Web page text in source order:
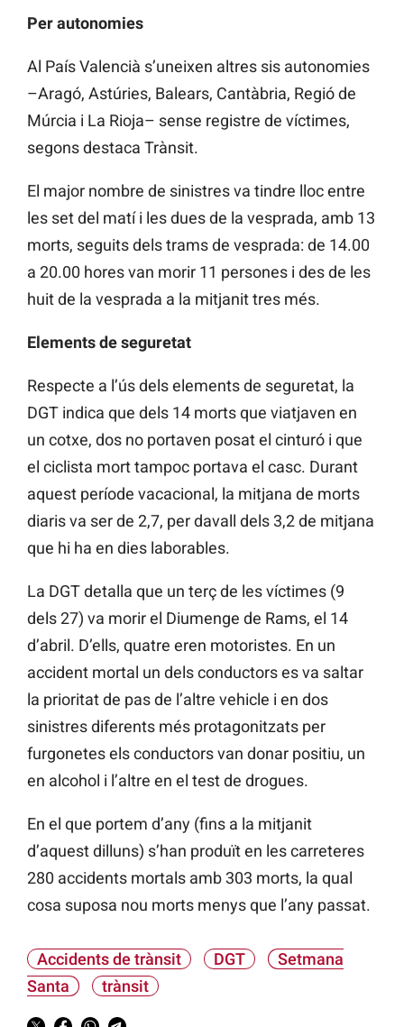
Per autonomies
Al País Valencià s’uneixen altres sis autonomies
–Aragó, Astúries, Balears, Cantàbria, Regió de
Múrcia i La Rioja– sense registre de víctimes,
segons destaca Trànsit.
El major nombre de sinistres va tindre lloc entre
les set del matí i les dues de la vesprada, amb 13
morts, seguits dels trams de vesprada: de 14.00
a 20.00 hores van morir 11 persones i des de les
huit de la vesprada a la mitjanit tres més.
Elements de seguretat
Respecte a l’ús dels elements de seguretat, la
DGT indica que dels 14 morts que viatjaven en
un cotxe, dos no portaven posat el cinturó i que
el ciclista mort tampoc portava el casc. Durant
aquest període vacacional, la mitjana de morts
diaris va ser de 2,7, per davall dels 3,2 de mitjana
que hi ha en dies laborables.
La DGT detalla que un terç de les víctimes (9
dels 27) va morir el Diumenge de Rams, el 14
d’abril. D’ells, quatre eren motoristes. En un
accident mortal un dels conductors es va saltar
la prioritat de pas de l’altre vehicle i en dos
sinistres diferents més protagonitzats per
furgonetes els conductors van donar positiu, un
en alcohol i l’altre en el test de drogues.
En el que portem d’any (fins a la mitjanit
d’aquest dilluns) s’han produït en les carreteres
280 accidents mortals amb 303 morts, la qual
cosa suposa nou morts menys que l’any passat.
Accidents de trànsit DGT
Setmana
Santa
trànsit